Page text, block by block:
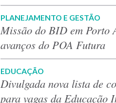
PLANEJAMENTO E GESTÃO
Missão do BID em Porto
avanços do POA Futura
EDUCAÇÃO
Divulgada nova lista de
para vagas da Educação